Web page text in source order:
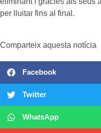
per lluitar fins al final.
Comparteix aquesta notícia
Facebook
Twitter
WhatsApp